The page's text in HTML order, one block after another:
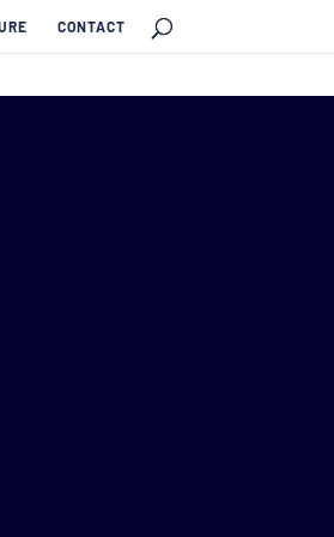
CONTACT